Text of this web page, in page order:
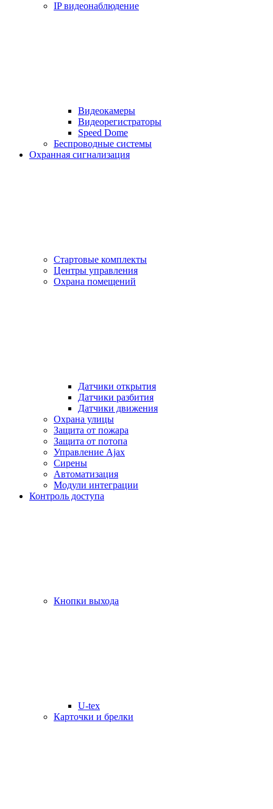
IP видеонаблюдение
Видеокамеры
Видеорегистраторы
Speed Dome
Беспроводные системы
Охранная сигнализация
Стартовые комплекты
Центры управления
Охрана помещений
Датчики открытия
Датчики разбития
Датчики движения
Охрана улицы
Защита от пожара
Защита от потопа
Управление Ajax
Сирены
Автоматизация
Модули интеграции
Контроль доступа
Кнопки выхода
U-tex
Карточки и брелки